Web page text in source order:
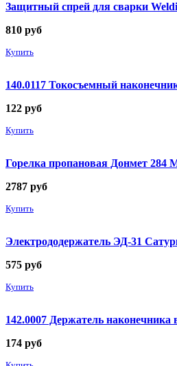
Защитный спрей для сварки
810 руб
Купить
140.0117 Токосъемный
122 руб
Купить
Горелка пропановая Донмет 284
2787 руб
Купить
Электрододержатель ЭД-31
575 руб
Купить
142.0007 Держатель
174 руб